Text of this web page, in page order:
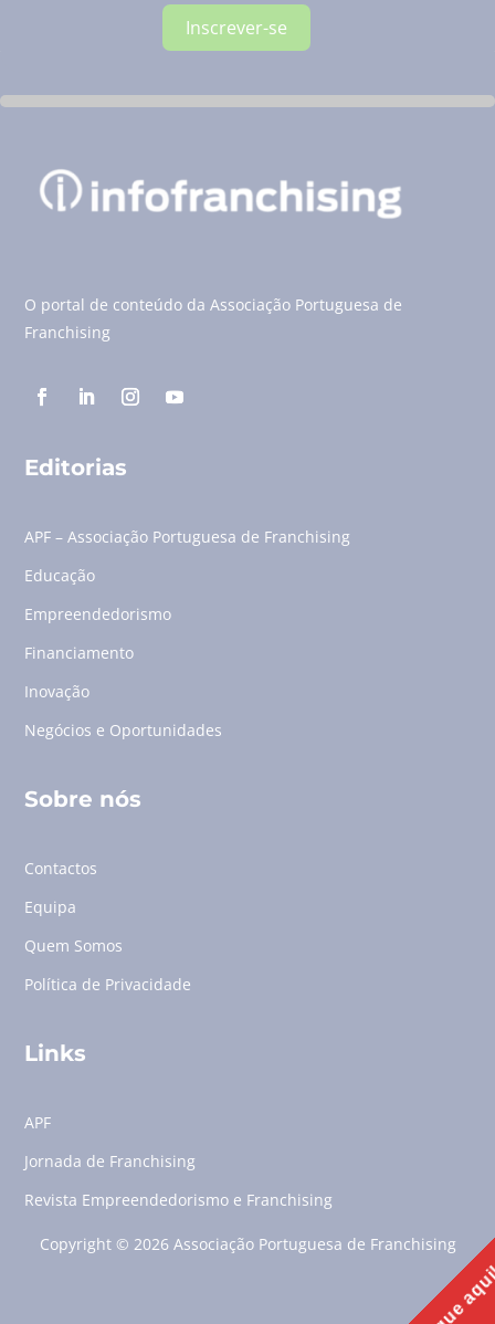
Inscrever-se
O portal de conteúdo da Associação Portuguesa de
Franchising
Editorias
APF – Associação Portuguesa de Franchising
Educação
Empreendedorismo
Financiamento
Inovação
Negócios e Oportunidades
Sobre nós
Contactos
Equipa
Quem Somos
Política de Privacidade
Links
APF
Jornada de Franchising
Revista Empreendedorismo e Franchising
Copyright © 2026 Associação Portuguesa de Franchising